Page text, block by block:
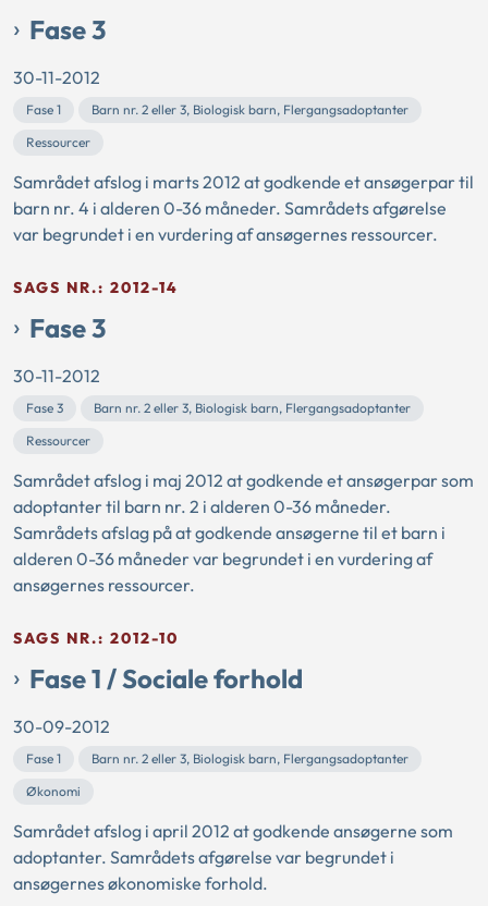
Fase 3
30-11-2012
Fase 1
Barn nr. 2 eller 3, Biologisk barn, Flergangsadoptanter
Ressourcer
Samrådet afslog i marts 2012 at godkende et ansøgerpar til
barn nr. 4 i alderen 0-36 måneder. Samrådets afgørelse
var begrundet i en vurdering af ansøgernes ressourcer.
SAGS NR.: 2012-14
Fase 3
30-11-2012
Fase 3
Barn nr. 2 eller 3, Biologisk barn, Flergangsadoptanter
Ressourcer
Samrådet afslog i maj 2012 at godkende et ansøgerpar som
adoptanter til barn nr. 2 i alderen 0-36 måneder.
Samrådets afslag på at godkende ansøgerne til et barn i
alderen 0-36 måneder var begrundet i en vurdering af
ansøgernes ressourcer.
SAGS NR.: 2012-10
Fase 1 / Sociale forhold
30-09-2012
Fase 1
Barn nr. 2 eller 3, Biologisk barn, Flergangsadoptanter
Økonomi
Samrådet afslog i april 2012 at godkende ansøgerne som
adoptanter. Samrådets afgørelse var begrundet i
ansøgernes økonomiske forhold.